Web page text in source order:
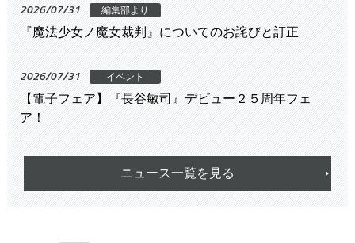
2026/07/31 編集部より
『魔法少女ノ魔女裁判』についてのお詫びと訂正
2026/07/31 イベント
【電子フェア】『長谷敏司』デビュー２５周年フェ
ア！
ニュース一覧を見る